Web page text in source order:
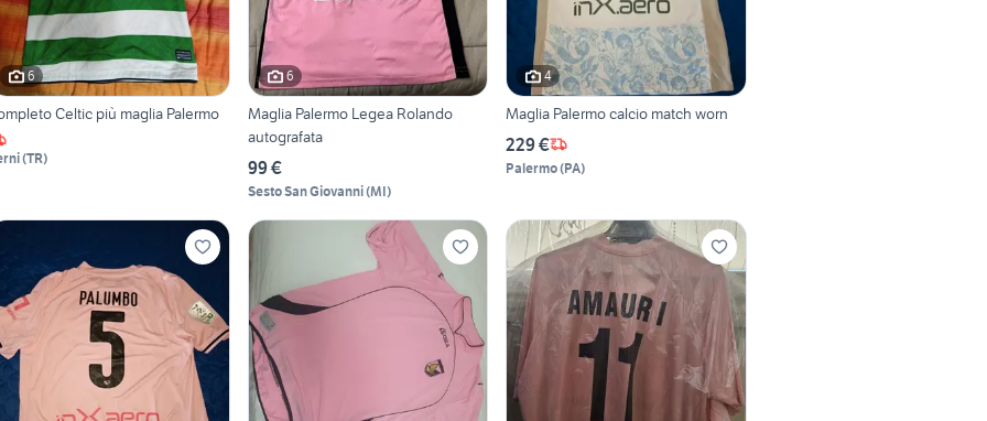
6
Celtic più maglia Palermo
(TR)
6
Maglia Palermo Legea Rolando
autografata
99 €
Sesto San Giovanni(MI)
4
Maglia Palermo calcio match worn
229 €
Palermo(PA)